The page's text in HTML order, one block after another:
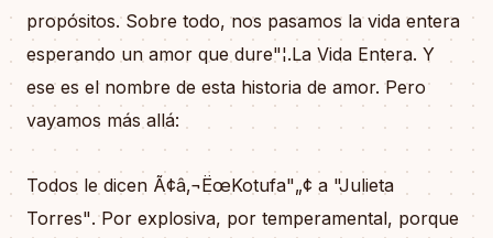
propósitos. Sobre todo, nos pasamos la vida entera
esperando un amor que dure"¦.La Vida Entera. Y
ese es el nombre de esta historia de amor. Pero
vayamos más allá:
Todos le dicen Ã¢â‚¬ËœKotufa"„¢ a "Julieta
Torres". Por explosiva, por temperamental, porque